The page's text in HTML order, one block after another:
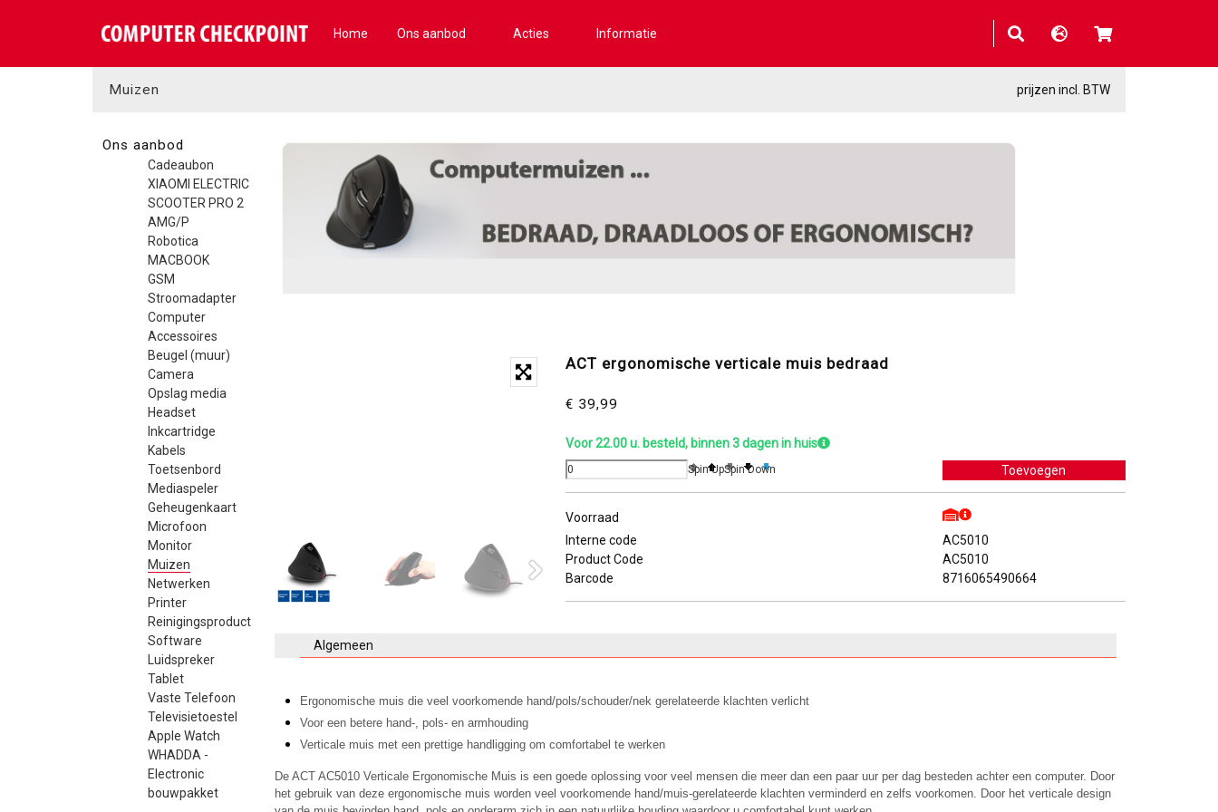
Home Ons aanbod Acties Informatie
Muizen prijzen incl. BTW
Ons aanbod
Cadeaubon
XIAOMI ELECTRIC
SCOOTER PRO 2
AMG/P
Robotica
MACBOOK
GSM
Stroomadapter
Computer
Accessoires
Beugel (muur)
Camera
Opslag media
Headset
Inkcartridge
Kabels
Toetsenbord
Mediaspeler
Geheugenkaart
Microfoon
Monitor
Muizen
Netwerken
Printer
Reinigingsproduct
Software
Luidspreker
Tablet
Vaste Telefoon
Televisietoestel
Apple Watch
WHADDA -
Electronic
bouwpakket
ACT ergonomische verticale muis bedraad
€ 39,99
Voor 22.00 u. besteld, binnen 3 dagen in huis
Spin UpSpin Down
Voorraad
Interne code
AC5010
Product Code
AC5010
Barcode
8716065490664
Algemeen
Ergonomische muis die veel voorkomende hand/pols/schouder/nek gerelateerde klachten verlicht
Voor een betere hand-, pols- en armhouding
Verticale muis met een prettige handligging om comfortabel te werken
De ACT AC5010 Verticale Ergonomische Muis is een goede oplossing voor veel mensen die meer dan een paar uur per dag besteden achter een computer. Door
het gebruik van deze ergonomische muis worden veel voorkomende hand/muis-gerelateerde klachten verminderd en zelfs voorkomen. Door het verticale design